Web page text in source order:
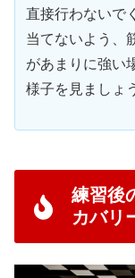
直接行わないで
当てないよう、
があまりに強い
様子を見ましょ
練習後
カバリ